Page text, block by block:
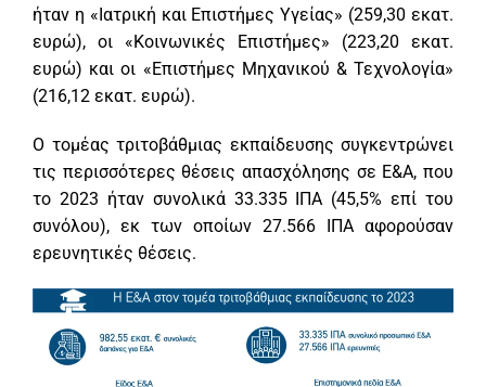
ήταν η «Ιατρική και Επιστήμες Υγείας» (259,30 εκατ.
ευρώ), οι «Κοινωνικές Επιστήμες» (223,20 εκατ.
ευρώ) και οι «Επιστήμες Μηχανικού & Τεχνολογία»
(216,12 εκατ. ευρώ).
Ο τομέας τριτοβάθμιας εκπαίδευσης συγκεντρώνει
τις περισσότερες θέσεις απασχόλησης σε Ε&Α, που
το 2023 ήταν συνολικά 33.335 ΙΠΑ (45,5% επί του
συνόλου), εκ των οποίων 27.566 ΙΠΑ αφορούσαν
ερευνητικές θέσεις.